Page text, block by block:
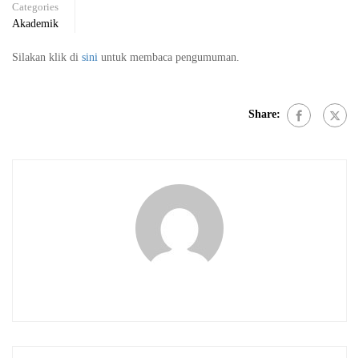
Categories
Akademik
Silakan klik di sini untuk membaca pengumuman.
Share: